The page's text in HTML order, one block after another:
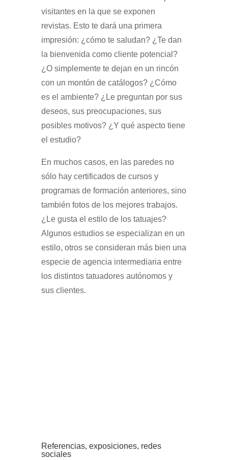
visitantes en la que se exponen
revistas. Esto te dará una primera
impresión: ¿cómo te saludan? ¿Te dan
la bienvenida como cliente potencial?
¿O simplemente te dejan en un rincón
con un montón de catálogos? ¿Cómo
es el ambiente? ¿Le preguntan por sus
deseos, sus preocupaciones, sus
posibles motivos? ¿Y qué aspecto tiene
el estudio?
En muchos casos, en las paredes no
sólo hay certificados de cursos y
programas de formación anteriores, sino
también fotos de los mejores trabajos.
¿Le gusta el estilo de los tatuajes?
Algunos estudios se especializan en un
estilo, otros se consideran más bien una
especie de agencia intermediaria entre
los distintos tatuadores autónomos y
sus clientes.
Referencias, exposiciones, redes
sociales